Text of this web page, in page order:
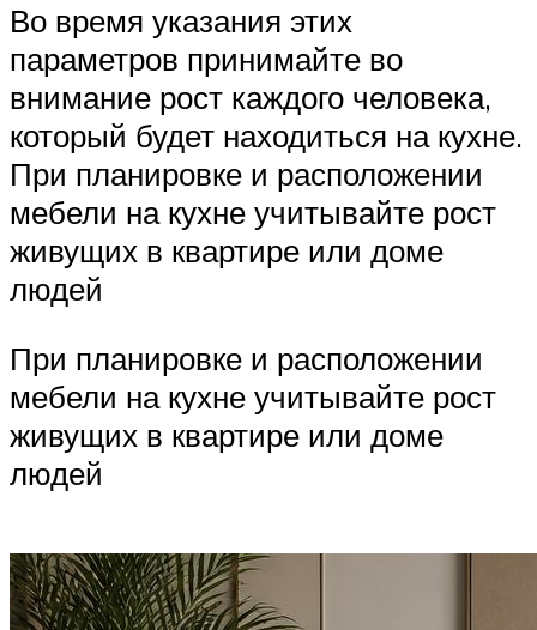
Во время указания этих
параметров принимайте во
внимание рост каждого человека,
который будет находиться на кухне.
При планировке и расположении
мебели на кухне учитывайте рост
живущих в квартире или доме
людей
При планировке и расположении
мебели на кухне учитывайте рост
живущих в квартире или доме
людей